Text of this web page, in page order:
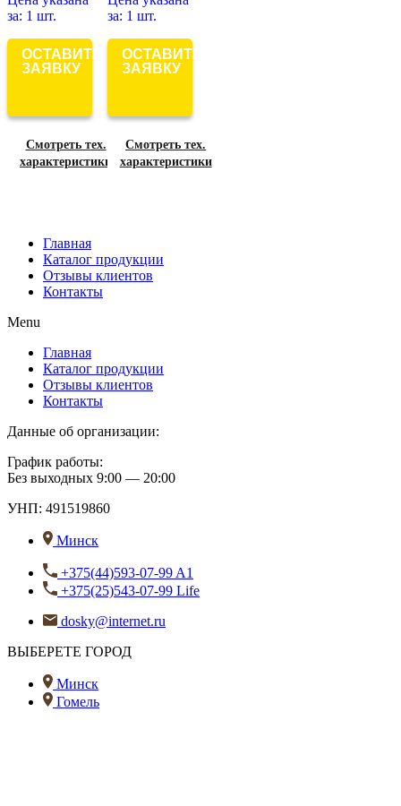
за: 1 шт.
ОСТАВИТЬ
ЗАЯВКУ
Смотреть тех.
характеристики
за: 1 шт.
ОСТАВИТЬ
ЗАЯВКУ
Смотреть тех.
характеристики
Главная
Каталог продукции
Отзывы клиентов
Контакты
Menu
Главная
Каталог продукции
Отзывы клиентов
Контакты
Данные об организации:
График работы:
Без выходных 9:00 — 20:00
УНП: 491519860
Минск
+375(44)593-07-99 A1
+375(25)543-07-99 Life
dosky@internet.ru
ВЫБЕРЕТЕ ГОРОД
Минск
Гомель